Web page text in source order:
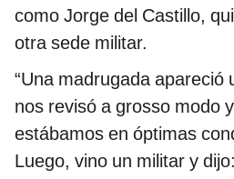
como Jorge del Castillo,
otra sede militar.
“Una madrugada apareció
nos revisó a grosso modo
estábamos en óptimas
Luego, vino un militar y